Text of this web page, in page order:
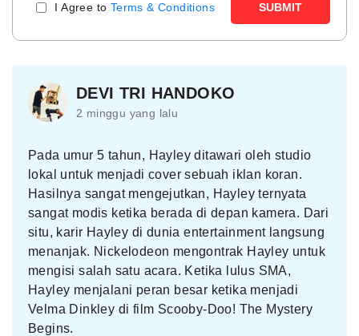
I Agree to Terms & Conditions SUBMIT
DEVI TRI HANDOKO
2 minggu yang lalu
Pada umur 5 tahun, Hayley ditawari oleh studio
lokal untuk menjadi cover sebuah iklan koran.
Hasilnya sangat mengejutkan, Hayley ternyata
sangat modis ketika berada di depan kamera. Dari
situ, karir Hayley di dunia entertainment langsung
menanjak. Nickelodeon mengontrak Hayley untuk
mengisi salah satu acara. Ketika lulus SMA,
Hayley menjalani peran besar ketika menjadi
Velma Dinkley di film Scooby-Doo! The Mystery
Begins.